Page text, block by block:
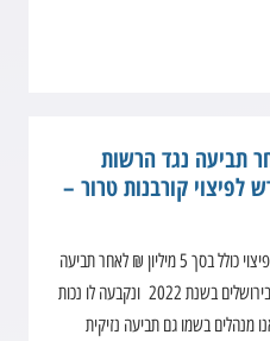
₪ לאחר תביעה נגד הרשות
לפיצוי קורבנות טרור –
פסק דין מחודש מאי 2026 אשר קבע פיצוי כולל בסך 5 מיליון ₪ לאחר תביעה
שמשרדנו הגיש גבר שנפגעו בפיגוע בירושלים בשנת 2022 ונקבעה לו נכות
אנו מנהלים בשמו גם תביעה נזיקית